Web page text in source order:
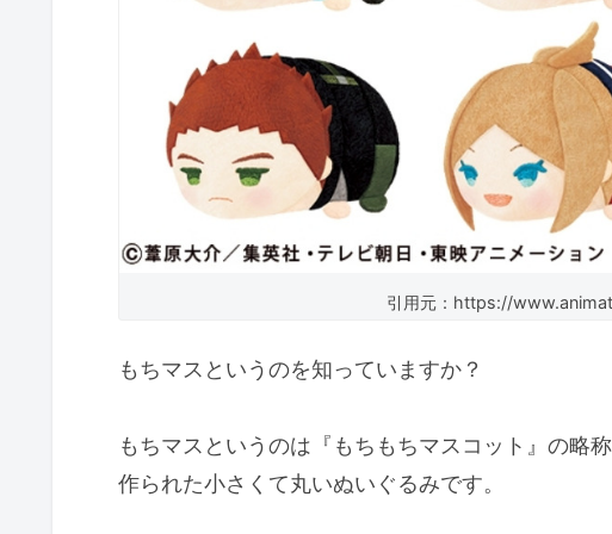
引用元：https://
もちマスというのを知っていますか？
もちマスというのは『もちもちマスコット』の略
作られた小さくて丸いぬいぐるみです。